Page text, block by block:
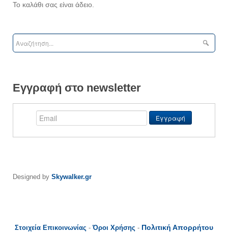
Το καλάθι σας είναι άδειο.
Εγγραφή στο newsletter
Designed by Skywalker.gr
Στοιχεία Επικοινωνίας -Όροι Χρήσης - Πολιτική Απορρήτου